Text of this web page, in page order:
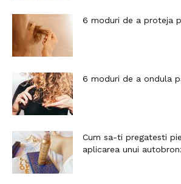
6 moduri de a proteja
6 moduri de a ondula
Cum sa-ti pregatesti
aplicarea unui